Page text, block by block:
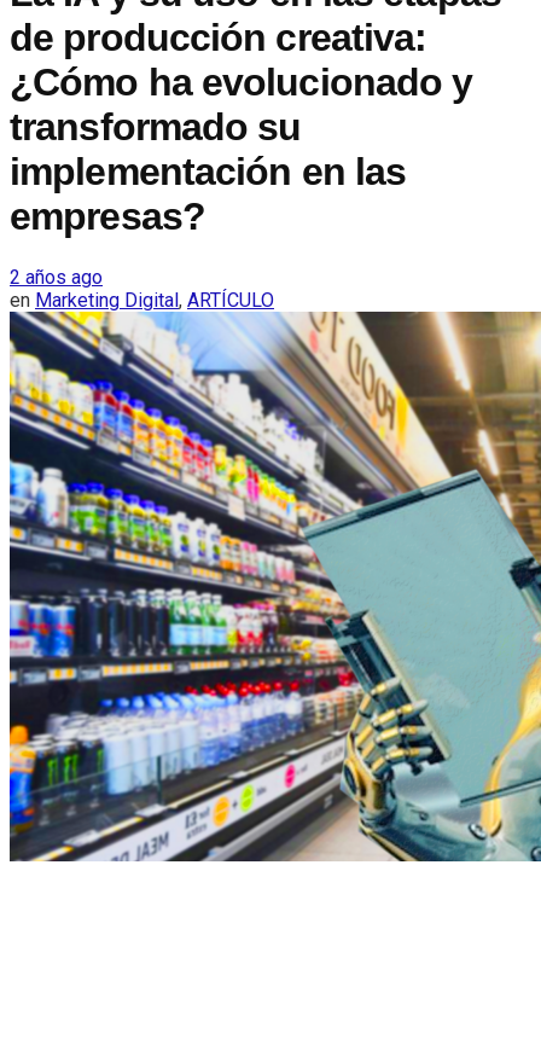
de producción creativa:
¿Cómo ha evolucionado y
transformado su
implementación en las
empresas?
2 años ago
en Marketing Digital, ARTÍCULO